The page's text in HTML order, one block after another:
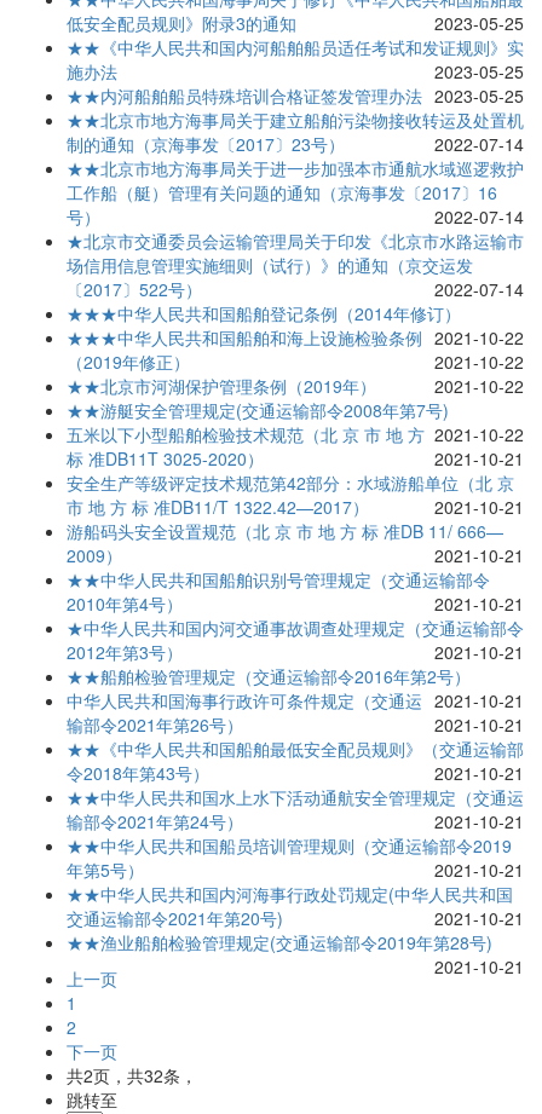
低安全配员规则》附录3的通知
2023-05-25
★★《中华人民共和国内河船舶船员适任考试和发证规则》实
施办法
2023-05-25
★★内河船舶船员特殊培训合格证签发管理办法 2023-05-25
★★北京市地方海事局关于建立船舶污染物接收转运及处置机
制的通知（京海事发〔2017〕23号）
2022-07-14
★★北京市地方海事局关于进一步加强本市通航水域巡逻救护
工作船（艇）管理有关问题的通知（京海事发〔2017〕16
号）
2022-07-14
★北京市交通委员会运输管理局关于印发《北京市水路运输市
场信用信息管理实施细则（试行）》的通知（京交运发
〔2017〕522号）
2022-07-14
★★★中华人民共和国船舶登记条例（2014年修订）
2021-10-22
★★★中华人民共和国船舶和海上设施检验条例
（2019年修正）
2021-10-22
★★北京市河湖保护管理条例（2019年）
2021-10-22
★★游艇安全管理规定(交通运输部令2008年第7号)
2021-10-22
五米以下小型船舶检验技术规范（北 京 市 地 方
标 准DB11T 3025-2020）
2021-10-21
安全生产等级评定技术规范第42部分：水域游船单位（北 京
市 地 方 标 准DB11/T 1322.42—2017）
2021-10-21
游船码头安全设置规范（北 京 市 地 方 标 准DB 11/ 666—
2009）
2021-10-21
★★中华人民共和国船舶识别号管理规定（交通运输部令
2010年第4号）
2021-10-21
★中华人民共和国内河交通事故调查处理规定（交通运输部令
2012年第3号）
2021-10-21
★★船舶检验管理规定（交通运输部令2016年第2号）
2021-10-21
中华人民共和国海事行政许可条件规定（交通运
输部令2021年第26号）
2021-10-21
★★《中华人民共和国船舶最低安全配员规则》（交通运输部
令2018年第43号）
2021-10-21
★★中华人民共和国水上水下活动通航安全管理规定（交通运
输部令2021年第24号）
2021-10-21
★★中华人民共和国船员培训管理规则（交通运输部令2019
年第5号）
2021-10-21
★★中华人民共和国内河海事行政处罚规定(中华人民共和国
交通运输部令2021年第20号)
2021-10-21
★★渔业船舶检验管理规定(交通运输部令2019年第28号)
2021-10-21
上一页
1
2
下一页
共2页，共32条，
跳转至